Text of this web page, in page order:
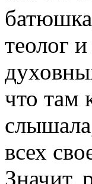
теолог
что там
всех
Значит,